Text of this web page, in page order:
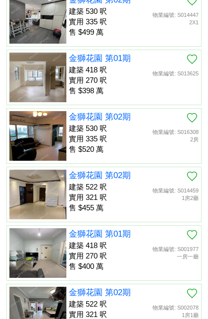
物業編號: S014447
2X1
建築 530 呎
實用 335 呎
售 $499 萬
物業編號: S013625
金獅花園 第01期
建築 418 呎
實用 270 呎
售 $398 萬
物業編號: S016308
2房
金獅花園 第02期
建築 530 呎
實用 335 呎
售 $520 萬
物業編號: S014459
1房2廳
金獅花園 第02期
建築 522 呎
實用 321 呎
售 $455 萬
物業編號: S001977
一房一廳
金獅花園 第01期
建築 418 呎
實用 270 呎
售 $400 萬
物業編號: S002078
1房1廳
金獅花園 第02期
建築 522 呎
實用 321 呎